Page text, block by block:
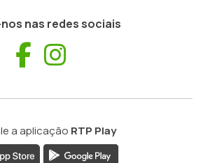
nas redes sociais
Facebook
a aplicação RTP Play